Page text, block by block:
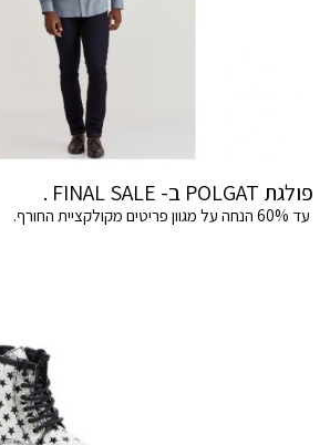
פולגת POLGAT ב- FINAL SALE .
עד 60% הנחה על מגוון פריטים מקולקציית החורף.